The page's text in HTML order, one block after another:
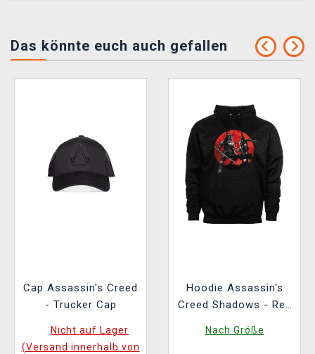
Das könnte euch auch gefallen
Cap Assassin's Creed
- Trucker Cap
Nicht auf Lager
(Versand innerhalb von
Hoodie Assassin's
Creed Shadows - Red
Nach Größe